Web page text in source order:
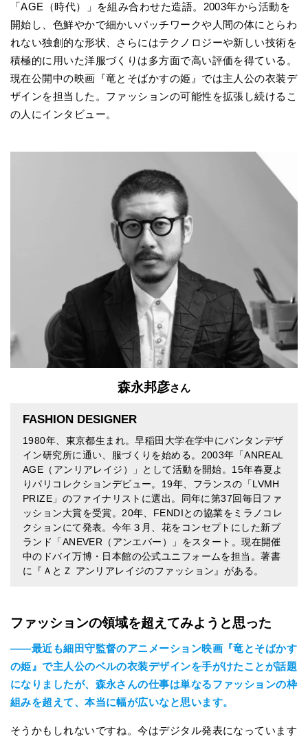
「AGE（時代）」を組み合わせた造語。2003年から活動を
開始し、色鮮やかで細かいパッチワークや人間の体にとらわ
れない独創的な形状、さらにはテクノロジーや新しい技術を
積極的に用いた洋服づくりは多方面で高い評価を得ている。
現在公開中の映画『竜とそばかすの姫』では主人公の衣装デ
ザインを担当した。ファッションの可能性を拡張し続けるこ
の人にインタビュー。
森永邦彦さん
FASHION DESIGNER
1980年、東京都生まれ。早稲田大学在学中にバンタンデザ
イン研究所に通い、服づくりを始める。2003年「ANREAL
AGE（アンリアレイジ）」として活動を開始。15年春夏よ
りパリコレクションデビュー。19年、フランスの「LVMH
PRIZE」のファイナリストに選出。同年に第37回毎日ファ
ッション大賞を受賞。20年、FENDIとの協業をミラノコレ
クションにて発表。今年３月、花をコンセプトにした新ブ
ランド「ANEVER（アンエバー）」をスタート。現在開催
中のドバイ万博・日本館の公式ユニフォームを担当。著書
に『ＡとＺ アンリアレイジのファッション』がある。
ファッションの領域を超えてみようと思った
――最近も細田守監督のアニメーション映画『竜とそばかす
の姫』で主人公のベルの衣装デザインを手がけたことが話題
になりましたが、森永さんの仕事は単なるファッションの枠
組みを超えて、本当に幅が広いなと思います。
そうかもしれないですね。今はデジタル発表になっています